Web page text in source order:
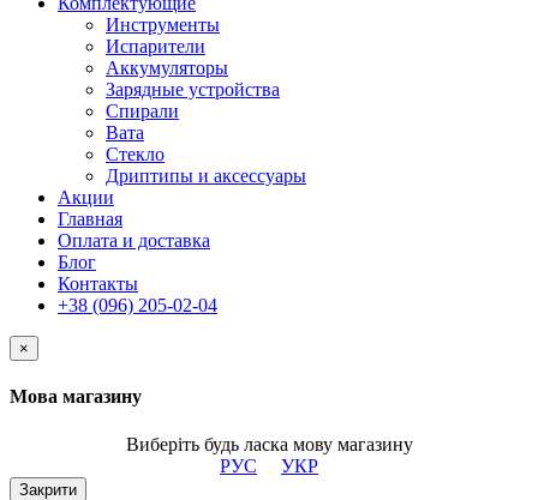
Инструменты
Испарители
Аккумуляторы
Зарядные устройства
Спирали
Вата
Стекло
Дриптипы и аксессуары
Акции
Главная
Оплата и доставка
Блог
Контакты
+38 (096) 205-02-04
×
Мова магазину
Виберіть будь ласка мову магазину
РУС
УКР
Закрити